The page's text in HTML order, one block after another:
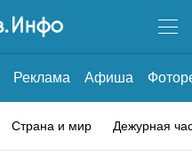
Реклама Афиша
Страна и мир Дежурная